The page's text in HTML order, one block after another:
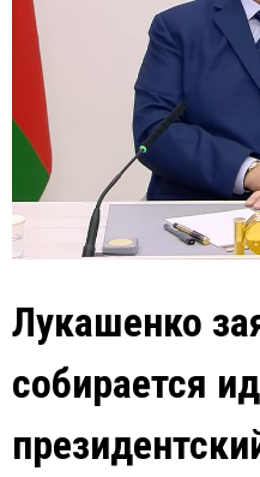
Лукашенко
собирается